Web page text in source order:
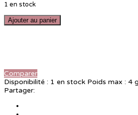
1 en stock
Ajouter au panier
Comparer
Disponibilité : 1 en stock Poids max : 4 g
Partager: